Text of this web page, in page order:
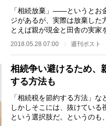
「相続放棄」――というとお
ジがあるが、実際は放棄した
とえば親が現金と田舎の実家
とはできない。しかし…
2018.05.28 07:00 週刊ポスト
相続争い避けるため、
する方法も
「相続税を節約する方法」な
しかしそこには、抜けている
という選択肢だ。というのも